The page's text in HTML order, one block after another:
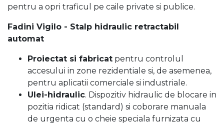
pentru a opri traficul pe caile private si publice.
Fadini Vigilo - Stalp hidraulic retractabil
automat
Proiectat si fabricat pentru controlul
accesului in zone rezidentiale si, de asemenea,
pentru aplicatii comerciale si industriale.
Ulei-hidraulic. Dispozitiv hidraulic de blocare in
pozitia ridicat (standard) si coborare manuala
de urgenta cu o cheie speciala furnizata cu